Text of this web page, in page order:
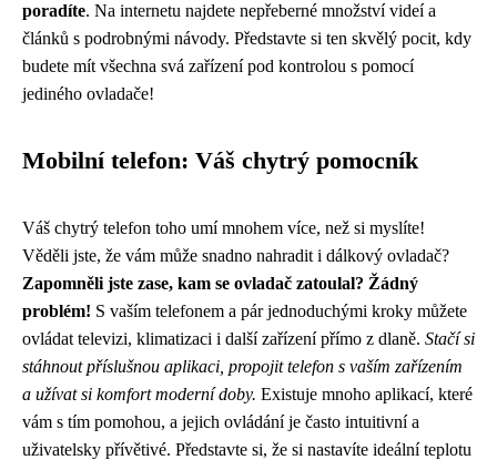
poradíte. Na internetu najdete nepřeberné množství videí a
článků s podrobnými návody. Představte si ten skvělý pocit, kdy
budete mít všechna svá zařízení pod kontrolou s pomocí
jediného ovladače!
Mobilní telefon: Váš chytrý pomocník
Váš chytrý telefon toho umí mnohem více, než si myslíte!
Věděli jste, že vám může snadno nahradit i dálkový ovladač?
Zapomněli jste zase, kam se ovladač zatoulal? Žádný
problém! S vaším telefonem a pár jednoduchými kroky můžete
ovládat televizi, klimatizaci i další zařízení přímo z dlaně. Stačí si
stáhnout příslušnou aplikaci, propojit telefon s vaším zařízením
a užívat si komfort moderní doby. Existuje mnoho aplikací, které
vám s tím pomohou, a jejich ovládání je často intuitivní a
uživatelsky přívětivé. Představte si, že si nastavíte ideální teplotu